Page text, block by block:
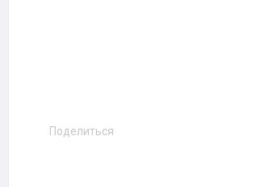
Поделиться